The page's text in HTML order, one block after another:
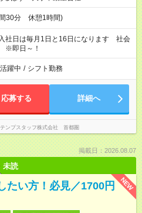
30分 休憩1時間)
社日は毎月1日と16日になります 社会
※即日～！
躍中 / シフト勤務
応募する 詳細へ
ンプスタッフ株式会社 首都圏
掲載日：2026.08.07
未読
NEW
たい方！必見／1700円